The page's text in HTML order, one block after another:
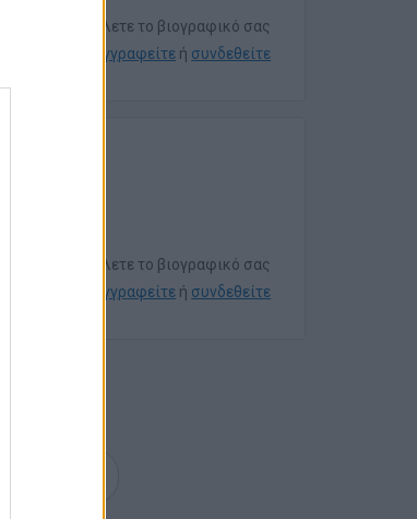
Για να στείλετε το βιογραφικό σας
εγγραφείτε ή συνδεθείτε
Για να στείλετε το βιογραφικό σας
εγγραφείτε ή συνδεθείτε